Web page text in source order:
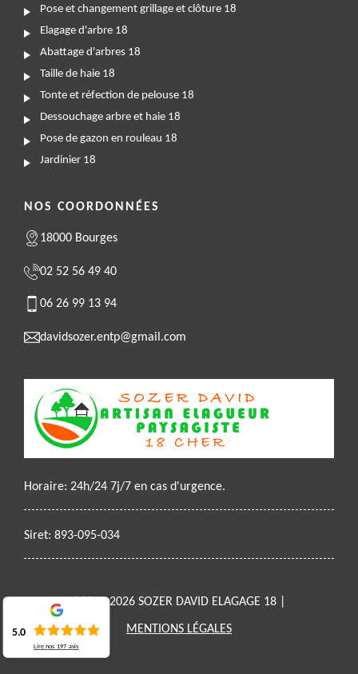
Pose et changement grillage et clôture 18
Elagage d'arbre 18
Abattage d'arbres 18
Taille de haie 18
Tonte et réfection de pelouse 18
Dessouchage arbre et haie 18
Pose de gazon en rouleau 18
Jardinier 18
NOS COORDONNÉES
18000 Bourges
02 52 56 49 40
06 26 99 13 94
davidsozer.entp@gmail.com
Horaire: 24h/24 7j/7 en cas d'urgence.
Siret: 893-095-034
2021 - 2026 SOZER DAVID ELAGAGE 18 |
MENTIONS LÉGALES
5.0
Lire nos197 avis